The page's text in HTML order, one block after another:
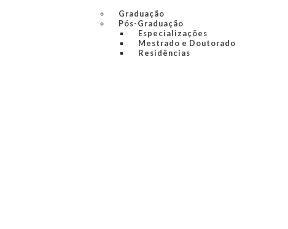
Graduação
Pós-Graduação
Especializações
Mestrado e Doutorado
Residências